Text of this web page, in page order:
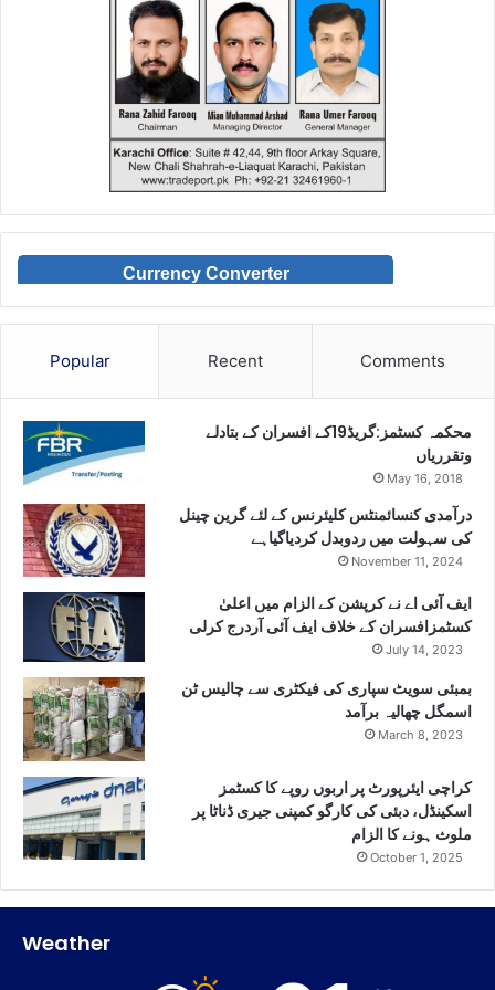
Currency Converter
Popular Recent Comments
محکمہ کسٹمز:گریڈ19کے افسران کے بتادلے
وتقرریاں
May 16, 2018
درآمدی کنسائمنٹس کلیئرنس کے لئے گرین چینل
کی سہولت میں ردوبدل کردیاگیاہے
November 11, 2024
ایف آئی اے نے کرپشن کے الزام میں اعلیٰ
کسٹمزافسران کے خلاف ایف آئی آردرج کرلی
July 14, 2023
بمبئی سویٹ سپاری کی فیکٹری سے چالیس ٹن
اسمگل چھالیہ برآمد
March 8, 2023
کراچی ایئرپورٹ پر اربوں روپے کا کسٹمز
اسکینڈل، دبئی کی کارگو کمپنی جیری ڈناٹا پر
ملوث ہونے کا الزام
October 1, 2025
Weather